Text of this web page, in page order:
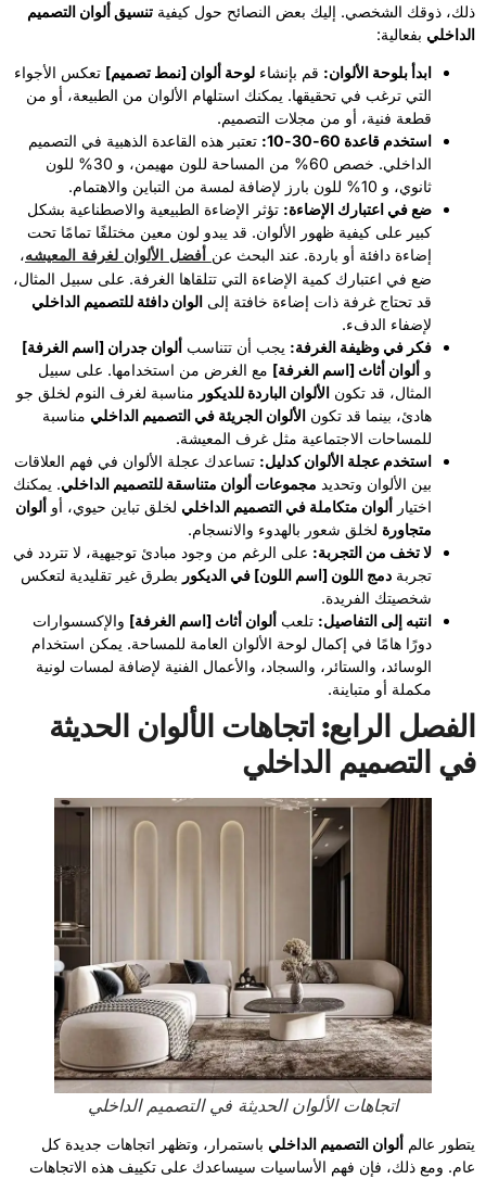
ذلك، ذوقك الشخصي. إليك بعض النصائح حول كيفية تنسيق ألوان التصميم
الداخلي بفعالية:
ابدأ بلوحة الألوان: قم بإنشاء لوحة ألوان [نمط تصميم] تعكس الأجواء
التي ترغب في تحقيقها. يمكنك استلهام الألوان من الطبيعة، أو من
قطعة فنية، أو من مجلات التصميم.
استخدم قاعدة 60-30-10:
تعتبر هذه القاعدة الذهبية في التصميم
الداخلي. خصص 60% من المساحة للون مهيمن، و 30% للون
ثانوي، و 10% للون بارز لإضافة لمسة من التباين والاهتمام.
ضع في اعتبارك الإضاءة: تؤثر الإضاءة الطبيعية والاصطناعية بشكل
كبير على كيفية ظهور الألوان. قد يبدو لون معين مختلفًا تمامًا تحت
إضاءة دافئة أو باردة. عند البحث عن أفضل الألوان لغرفة المعيشه،
ضع في اعتبارك كمية الإضاءة التي تتلقاها الغرفة. على سبيل المثال،
قد تحتاج غرفة ذات إضاءة خافتة إلى الوان دافئة للتصميم الداخلي
لإضفاء الدفء.
فكر في وظيفة الغرفة: يجب أن تتناسب ألوان جدران [اسم الغرفة]
و ألوان أثاث [اسم الغرفة] مع الغرض من استخدامها. على سبيل
المثال، قد تكون الألوان الباردة للديكور مناسبة لغرف النوم لخلق جو
هادئ، بينما قد تكون الألوان الجريئة في التصميم الداخلي مناسبة
للمساحات الاجتماعية مثل غرف المعيشة.
استخدم عجلة الألوان كدليل: تساعدك عجلة الألوان في فهم العلاقات
بين الألوان وتحديد مجموعات ألوان متناسقة للتصميم الداخلي. يمكنك
اختيار ألوان متكاملة في التصميم الداخلي لخلق تباين حيوي، أو ألوان
متجاورة لخلق شعور بالهدوء والانسجام.
لا تخف من التجربة: على الرغم من وجود مبادئ توجيهية، لا تتردد في
تجربة دمج اللون [اسم اللون] في الديكور بطرق غير تقليدية لتعكس
شخصيتك الفريدة.
انتبه إلى التفاصيل: تلعب ألوان أثاث [اسم الغرفة] والإكسسوارات
دورًا هامًا في إكمال لوحة الألوان العامة للمساحة. يمكن استخدام
الوسائد، والستائر، والسجاد، والأعمال الفنية لإضافة لمسات لونية
مكملة أو متباينة.
الفصل الرابع: اتجاهات الألوان الحديثة
في التصميم الداخلي
اتجاهات الألوان الحديثة في التصميم الداخلي
يتطور عالم ألوان التصميم الداخلي باستمرار، وتظهر اتجاهات جديدة كل
عام. ومع ذلك، فإن فهم الأساسيات سيساعدك على تكييف هذه الاتجاهات